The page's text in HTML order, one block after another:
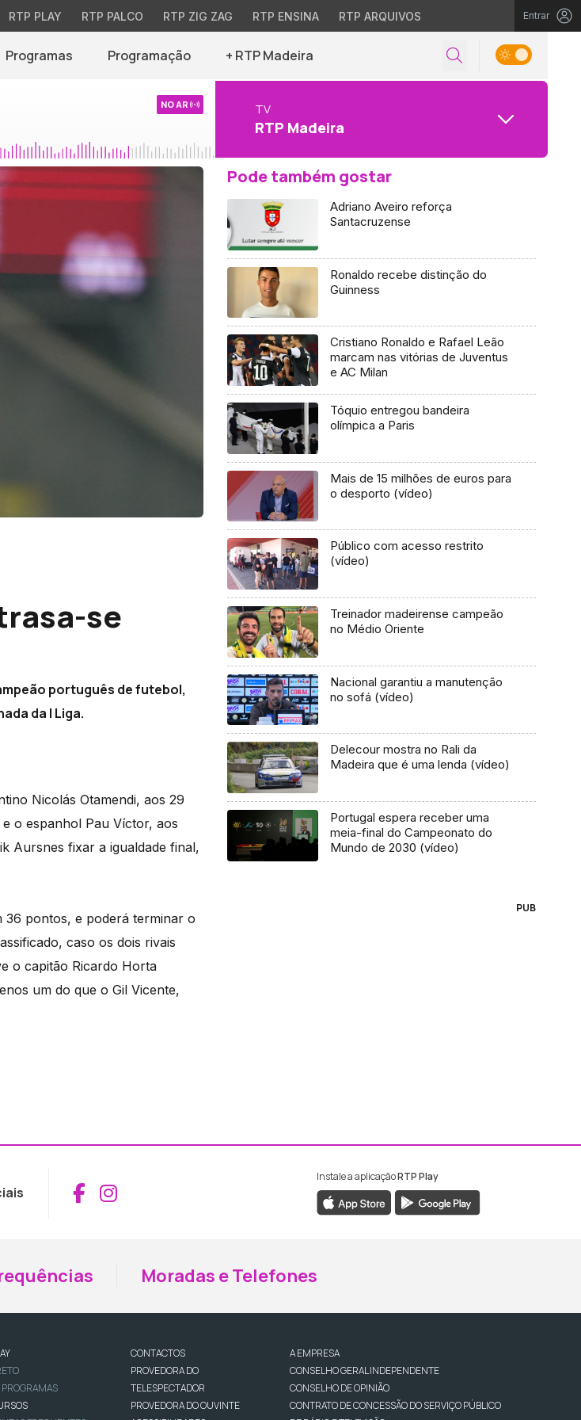
RTP PLAY RTP PALCO RTP ZIG ZAG RTP ENSINA RTP ARQUIVOS Entrar
Programas Programação + RTP Madeira
NO AR TV
RTP Madeira
se
português de futebol,
da I Liga.
Nicolás Otamendi, aos 29
o espanhol Pau Víctor, aos
Aursnes fixar a igualdade final,
pontos, e poderá terminar o
caso os dois rivais
o capitão Ricardo Horta
um do que o Gil Vicente,
Pode também gostar
Adriano Aveiro reforça
Santacruzense
Ronaldo recebe distinção do
Guinness
Cristiano Ronaldo e Rafael Leão
marcam nas vitórias de Juventus
e AC Milan
Tóquio entregou bandeira
olímpica a Paris
Mais de 15 milhões de euros para
o desporto (vídeo)
Público com acesso restrito
(vídeo)
Treinador madeirense campeão
no Médio Oriente
Nacional garantiu a manutenção
no sofá (vídeo)
Delecour mostra no Rali da
Madeira que é uma lenda (vídeo)
Portugal espera receber uma
meia-final do Campeonato do
Mundo de 2030 (vídeo)
PUB
Aceder ao Facebook da RTP Madeira
Aceder ao Instagram da RTP Madeira
Instale a aplicaçãoRTP Play
Moradas e Telefones
PROGRAMAS
CONTACTOS
PROVEDORA DO
TELESPECTADOR
PROVEDORA DO OUVINTE
A EMPRESA
CONSELHO GERAL INDEPENDENTE
CONSELHO DE OPINIÃO
CONTRATO DE CONCESSÃO DO SERVIÇO PÚBLICO